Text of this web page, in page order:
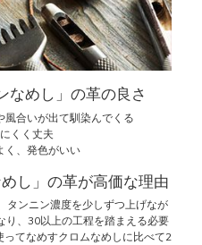
なめし」の革の良さ
合いが出て馴染んでくる
くく丈夫
く、発色がいい
し」の革が高価な理由
タンニン濃度を少しずつ上げなが
り、30以上の工程を踏まえる必要
てなめすクロムなめしに比べて2